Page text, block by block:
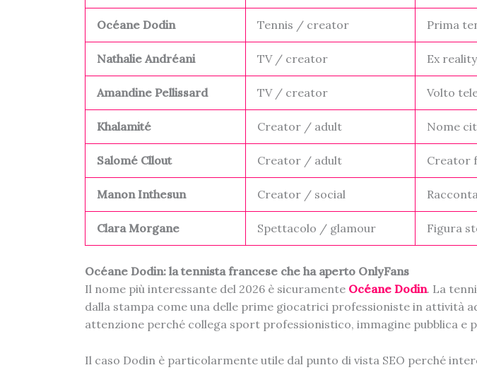
Océane Dodin Tennis / creator Prima
Nathalie Andréani TV / creator Ex
Amandine Pellissard TV / creator Volto
Khalamité Creator / adult Nome
Salomé Cllout Creator / adult Creator
Manon Inthesun Creator / social
Clara Morgane Spettacolo / glamour Figura
Océane Dodin: la tennista francese che ha aperto OnlyFans
Il nome più interessante del 2026 è sicuramente Océane Dodin. La
dalla stampa come una delle prime giocatrici professioniste in attività
attenzione perché collega sport professionistico, immagine pubblica e
Il caso Dodin è particolarmente utile dal punto di vista SEO perché